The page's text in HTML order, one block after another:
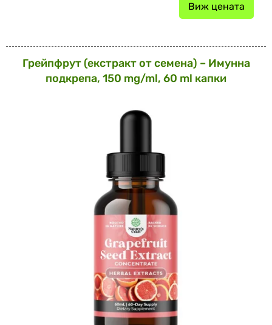
Виж цената
Грейпфрут (екстракт от семена) – Имунна
подкрепа, 150 mg/ml, 60 ml капки